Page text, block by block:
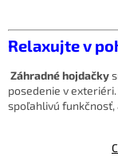
Relaxujte v
Záhradné hojdačky
posedenie v
spoľahlivú